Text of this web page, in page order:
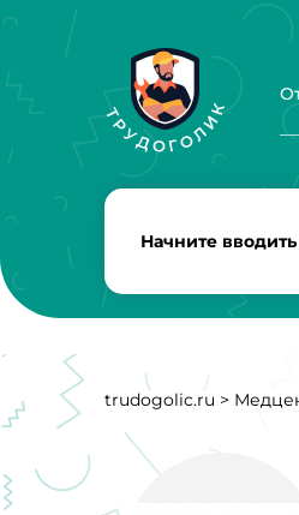
Начните
trudogolic.ru >